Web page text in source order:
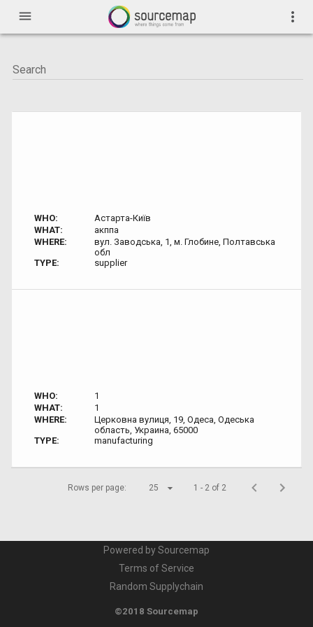
menu more_vert
WHO:
Астарта-Київ
WHAT:
акппа
WHERE:
вул. Заводська, 1, м. Глобине, Полтавська
обл
TYPE:
supplier
WHO:
1
WHAT:
1
WHERE:
Церковна вулиця, 19, Одеса, Одеська
область, Украина, 65000
TYPE:
manufacturing
Rows per page: 25 1 - 2 of 2
Powered by Sourcemap
Terms of Service
Random Supplychain
©2018 Sourcemap